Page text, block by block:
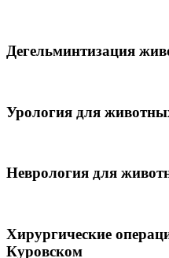
Дегельминтизация
Урология для
Неврология для
Хирургические
Куровском